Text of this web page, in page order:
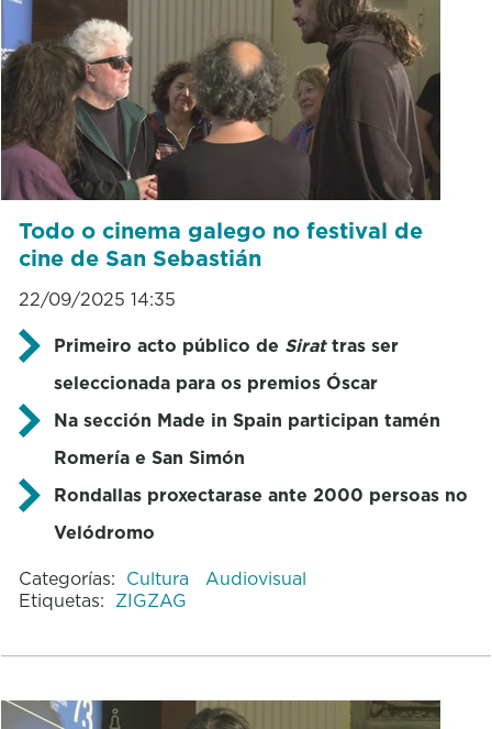
Todo o cinema galego no festival de
cine de San Sebastián
22/09/2025 14:35
Primeiro acto público de Sirattras ser
seleccionada para os premios Óscar
Na sección Made in Spain participan tamén
Romería e San Simón
Rondallas proxectarase ante 2000 persoas no
Velódromo
Categorías: Cultura
Audiovisual
Etiquetas: ZIGZAG